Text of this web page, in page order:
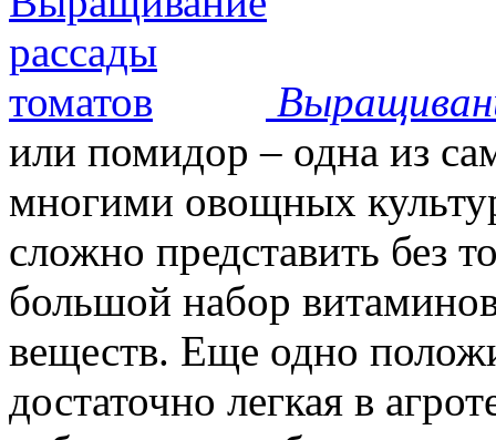
или помидор – одна из
многими овощных
сложно представить без
большой набор
веществ. Еще одно
достаточно легкая в